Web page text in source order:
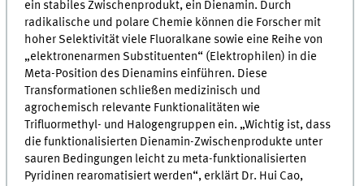
ein stabiles Zwischenprodukt, ein Dienamin. Durch
radikalische und polare Chemie können die Forscher mit
hoher Selektivität viele Fluoralkane sowie eine Reihe von
„elektronenarmen Substituenten“ (Elektrophilen) in die
Meta-Position des Dienamins einführen. Diese
Transformationen schließen medizinisch und
agrochemisch relevante Funktionalitäten wie
Trifluormethyl- und Halogengruppen ein. „Wichtig ist, dass
die funktionalisierten Dienamin-Zwischenprodukte unter
sauren Bedingungen leicht zu meta-funktionalisierten
Pyridinen rearomatisiert werden“, erklärt Dr. Hui Cao,